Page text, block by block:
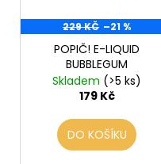
o
d 229 KČ –21 %
POPIČ! E-LIQUID
BUBBLEGUM
Skladem (>5 ks)
179 Kč
DO KOŠÍKU
u